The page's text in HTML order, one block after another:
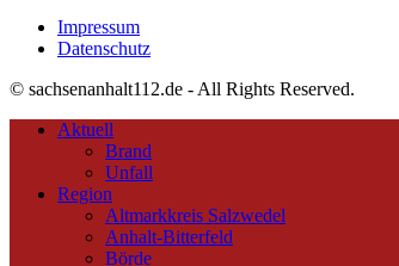
Impressum
Datenschutz
© sachsenanhalt112.de - All Rights Reserved.
Aktuell
Brand
Unfall
Region
Altmarkkreis Salzwedel
Anhalt-Bitterfeld
Börde